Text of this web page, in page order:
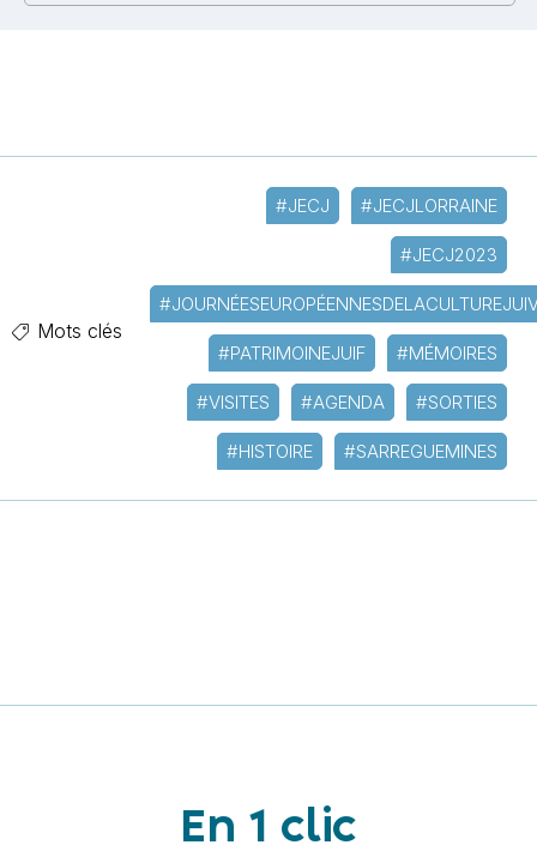
Mots clés
#JECJ #JECJLORRAINE
#JECJ2023
#PATRIMOINEJUIF #MÉMOIRES
#VISITES #AGENDA #SORTIES
#HISTOIRE #SARREGUEMINES
En 1 clic